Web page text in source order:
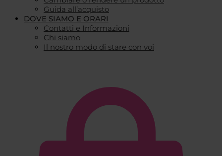
Guida all’acquisto
DOVE SIAMO E ORARI
Contatti e Informazioni
Chi siamo
Il nostro modo di stare con voi